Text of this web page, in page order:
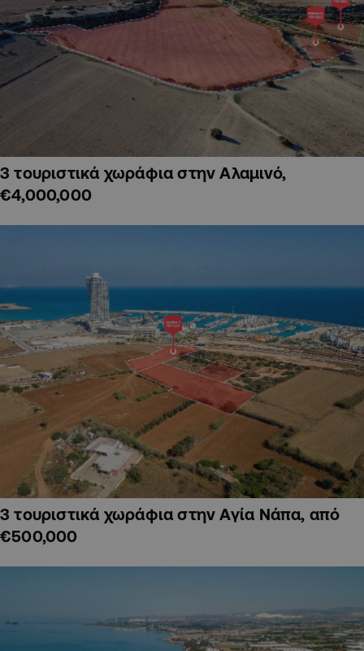
3 τουριστικά χωράφια στην Αλαμινό,
€4,000,000
3 τουριστικά χωράφια στην Αγία Νάπα, από
€500,000